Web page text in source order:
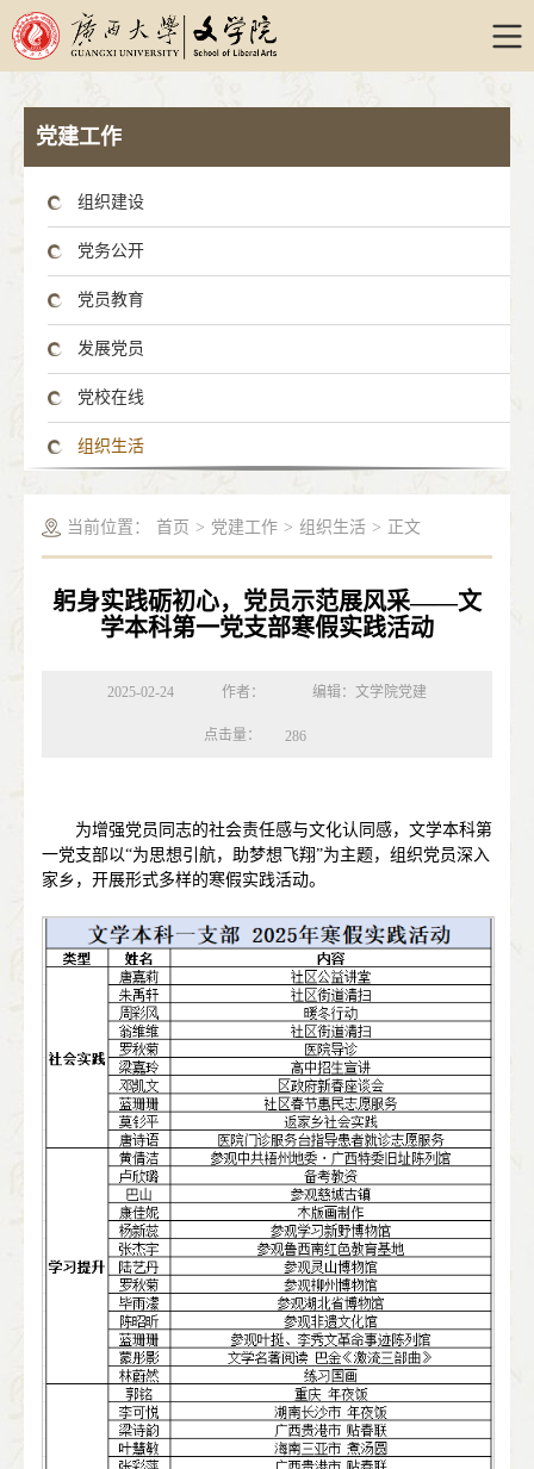
党建工作
组织建设
党务公开
党员教育
发展党员
党校在线
组织生活
当前位置： 首页 > 党建工作 > 组织生活 > 正文
躬身实践砺初心，党员示范展风采——文
学本科第一党支部寒假实践活动
2025-02-24 作者： 编辑：文学院党建
点击量： 286
为增强党员同志的社会责任感与文化认同感，文学本科第
一党支部以“为思想引航，助梦想飞翔”为主题，组织党员深入
家乡，开展形式多样的寒假实践活动。